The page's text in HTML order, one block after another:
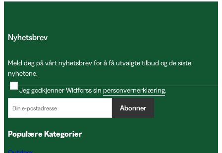
Nyhetsbrev
Meld deg på vårt nyhetsbrev for å få utvalgte tilbud og de siste
nyhetene.
Jeg godkjenner Widforss sin personvernerklæring.
Abonner
Populære Kategorier